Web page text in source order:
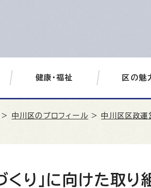
健康・福祉 区の魅
> 中川区のプロフィール > 中川区区政運
くり」に向けた取り